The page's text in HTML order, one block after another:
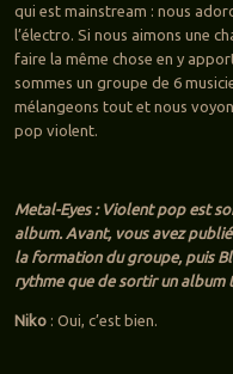
qui est mainstream : nous
l’électro. Si nous aimons une
faire la même chose en y
sommes un groupe de 6
mélangeons tout et nous
pop violent.
Metal-Eyes : Violent pop est
album. Avant, vous avez
la formation du groupe, puis
rythme que de sortir un album
Niko: Oui, c’est bien.